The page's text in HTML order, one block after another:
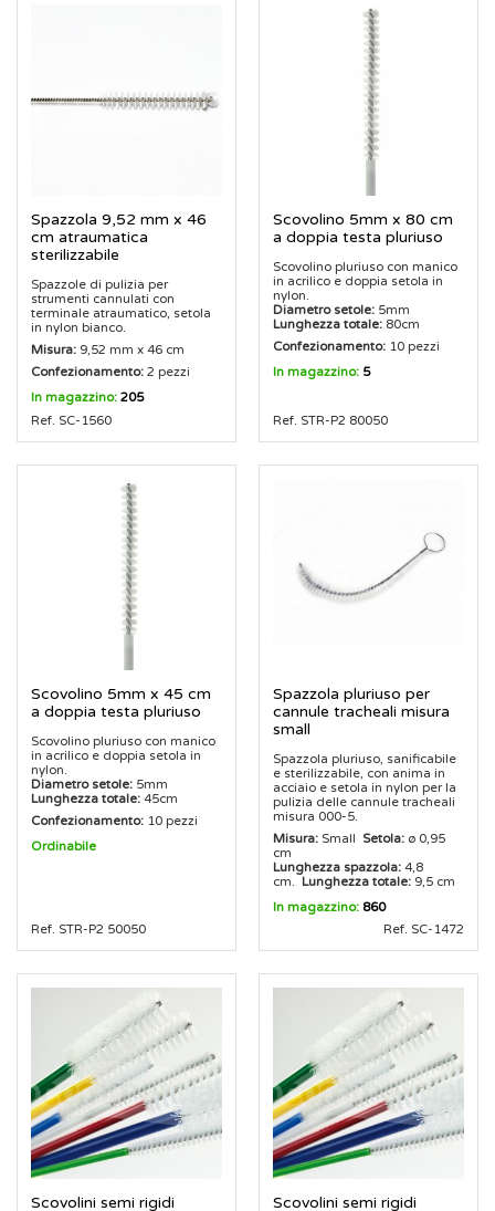
Spazzola 9,52 mm x 46
cm atraumatica
sterilizzabile
Spazzole di pulizia per
strumenti cannulati con
terminale atraumatico, setola
in nylon bianco.
Misura: 9,52 mm x 46 cm
Confezionamento: 2 pezzi
In magazzino: 205
Ref. SC-1560
Scovolino 5mm x 80 cm
a doppia testa pluriuso
Scovolino pluriuso con manico
in acrilico e doppia setola in
nylon.
Diametro setole: 5mm
Lunghezza totale: 80cm
Confezionamento: 10 pezzi
In magazzino: 5
Ref. STR-P2 80050
Scovolino 5mm x 45 cm
a doppia testa pluriuso
Scovolino pluriuso con manico
in acrilico e doppia setola in
nylon.
Diametro setole: 5mm
Lunghezza totale: 45cm
Confezionamento: 10 pezzi
Ordinabile
Ref. STR-P2 50050
Spazzola pluriuso per
cannule tracheali misura
small
Spazzola pluriuso, sanificabile
e sterilizzabile, con anima in
acciaio e setola in nylon per la
pulizia delle cannule tracheali
misura 000-5.
Misura: Small Setola: ø 0,95
cm
Lunghezza spazzola: 4,8
cm. Lunghezza totale: 9,5 cm
In magazzino: 860
Ref. SC-1472
Scovolini semi rigidi Scovolini semi rigidi